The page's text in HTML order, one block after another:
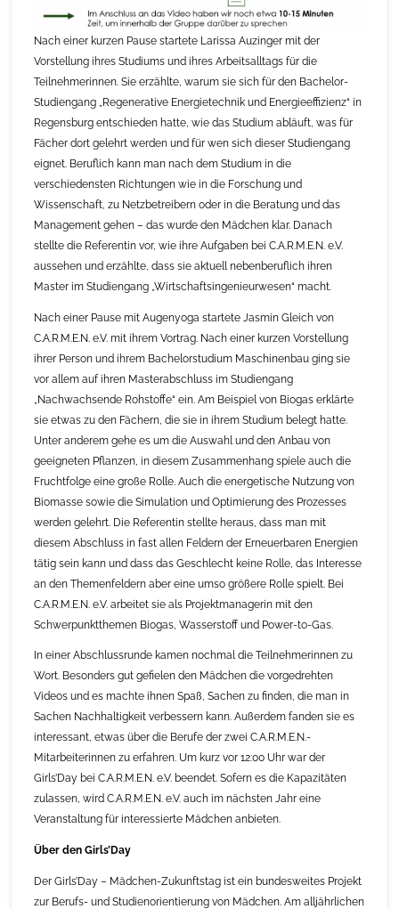
Nach einer kurzen Pause startete Larissa Auzinger mit der
Vorstellung ihres Studiums und ihres Arbeitsalltags für die
Teilnehmerinnen. Sie erzählte, warum sie sich für den Bachelor-
Studiengang „Regenerative Energietechnik und Energieeffizienz“ in
Regensburg entschieden hatte, wie das Studium abläuft, was für
Fächer dort gelehrt werden und für wen sich dieser Studiengang
eignet. Beruflich kann man nach dem Studium in die
verschiedensten Richtungen wie in die Forschung und
Wissenschaft, zu Netzbetreibern oder in die Beratung und das
Management gehen – das wurde den Mädchen klar. Danach
stellte die Referentin vor, wie ihre Aufgaben bei C.A.R.M.E.N. e.V.
aussehen und erzählte, dass sie aktuell nebenberuflich ihren
Master im Studiengang „Wirtschaftsingenieurwesen“ macht.
Nach einer Pause mit Augenyoga startete Jasmin Gleich von
C.A.R.M.E.N. e.V. mit ihrem Vortrag. Nach einer kurzen Vorstellung
ihrer Person und ihrem Bachelorstudium Maschinenbau ging sie
vor allem auf ihren Masterabschluss im Studiengang
„Nachwachsende Rohstoffe“ ein. Am Beispiel von Biogas erklärte
sie etwas zu den Fächern, die sie in ihrem Studium belegt hatte.
Unter anderem gehe es um die Auswahl und den Anbau von
geeigneten Pflanzen, in diesem Zusammenhang spiele auch die
Fruchtfolge eine große Rolle. Auch die energetische Nutzung von
Biomasse sowie die Simulation und Optimierung des Prozesses
werden gelehrt. Die Referentin stellte heraus, dass man mit
diesem Abschluss in fast allen Feldern der Erneuerbaren Energien
tätig sein kann und dass das Geschlecht keine Rolle, das Interesse
an den Themenfeldern aber eine umso größere Rolle spielt. Bei
C.A.R.M.E.N. e.V. arbeitet sie als Projektmanagerin mit den
Schwerpunktthemen Biogas, Wasserstoff und Power-to-Gas.
In einer Abschlussrunde kamen nochmal die Teilnehmerinnen zu
Wort. Besonders gut gefielen den Mädchen die vorgedrehten
Videos und es machte ihnen Spaß, Sachen zu finden, die man in
Sachen Nachhaltigkeit verbessern kann. Außerdem fanden sie es
interessant, etwas über die Berufe der zwei C.A.R.M.E.N.-
Mitarbeiterinnen zu erfahren. Um kurz vor 12:00 Uhr war der
Girls’Day bei C.A.R.M.E.N. e.V. beendet. Sofern es die Kapazitäten
zulassen, wird C.A.R.M.E.N. e.V. auch im nächsten Jahr eine
Veranstaltung für interessierte Mädchen anbieten.
Über den Girls’Day
Der Girls’Day – Mädchen-Zukunftstag ist ein bundesweites Projekt
zur Berufs- und Studienorientierung von Mädchen. Am alljährlichen